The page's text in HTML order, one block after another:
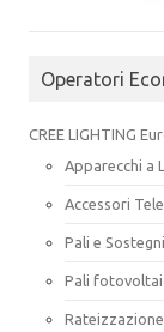
Operatori
CREE LIGHTING
Apparecchi a
Accessori
Pali e Sostegni
Pali